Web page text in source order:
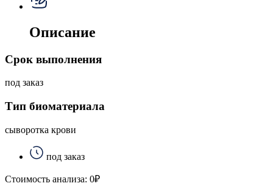
Описание
Срок выполнения
под заказ
Тип биоматериала
сыворотка крови
под заказ
Стоимость анализа: 0₽